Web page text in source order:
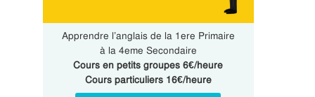
Apprendre l’anglais de la 1ere Primaire
à la 4eme Secondaire
Cours en petits groupes 6€/heure
Cours particuliers 16€/heure